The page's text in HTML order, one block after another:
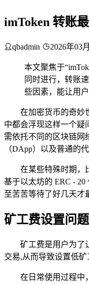
imToken 转账
qbadmin 2026年03
本文聚焦于
同时进行，转账
些因素，能让用
在加密货币的奇妙
中都会浮现这样一个疑
需依托不同的区块链网
（DApp）以及普通的
在某些特殊时期，
基于以太坊的 ERC -
至苦苦等待了好几天才
矿工费设置问题
矿工费是用户为了
交易,从而导致设置低矿
在日常使用过程中